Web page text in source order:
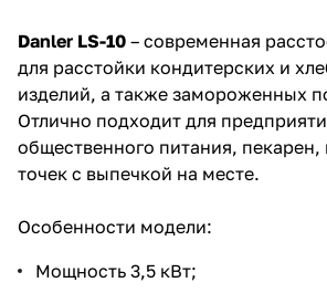
Danler LS-10 – современная
для расстойки кондитерских и
изделий, а также замороженных
Отлично подходит для
общественного питания, пекарен,
точек с выпечкой на месте.
Особенности модели:
Мощность 3,5 кВт;